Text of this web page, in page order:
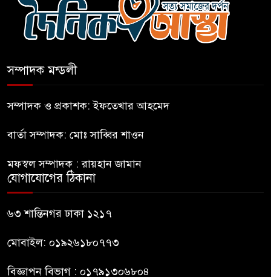
সিলেটে দুই বাসের সংঘর্ষে নিহত ৯
দেওয়া হবে না: যুবদল
সাকিবের পর নওফেলের বাড়িতে
আগুন
সম্পাদক মন্ডলী
সম্পাদক ও প্রকাশক: ইফতেখার আহমেদ
বার্তা সম্পাদক: মোঃ সাব্বির শাওন
মফস্বল সম্পাদক : রায়হান জামান
যোগাযোগের ঠিকানা
৬৩ শান্তিনগর ঢাকা ১২১৭
মোবাইল: ০১৯২৬১৮০৭৭৩
বিজ্ঞাপন বিভাগ : ০১৭৯১৩০৬৮০৪